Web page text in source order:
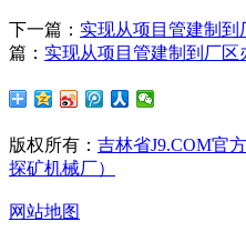
下一篇： 实现从项目管建制
篇： 实现从项目管建制到厂
版权所有： 吉林省J9.COM官
探矿机械厂）
网站地图